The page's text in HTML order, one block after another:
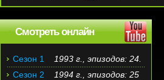
Смотреть онлайн
Сезон 1
1993 г., эпизодов: 24.
Сезон 2
1994 г., эпизодов: 25